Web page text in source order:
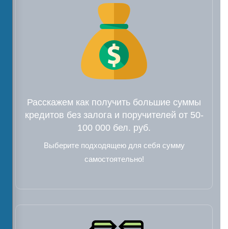
Расскажем как получить большие суммы
кредитов без залога и поручителей от 50-
100 000 бел. руб.
Выберите подходящею для себя сумму
самостоятельно!